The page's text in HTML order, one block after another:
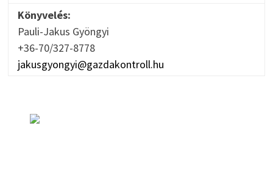
Könyvelés:
Pauli-Jakus Gyöngyi
+36-70/327-8778
jakusgyongyi@gazdakontroll.hu